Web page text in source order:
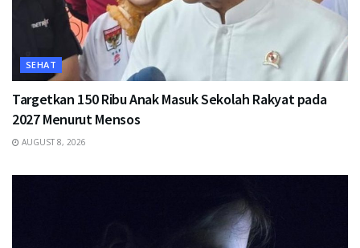
SEHAT
Targetkan 150 Ribu Anak Masuk Sekolah Rakyat pada
2027 Menurut Mensos
AUGUST 8, 2026